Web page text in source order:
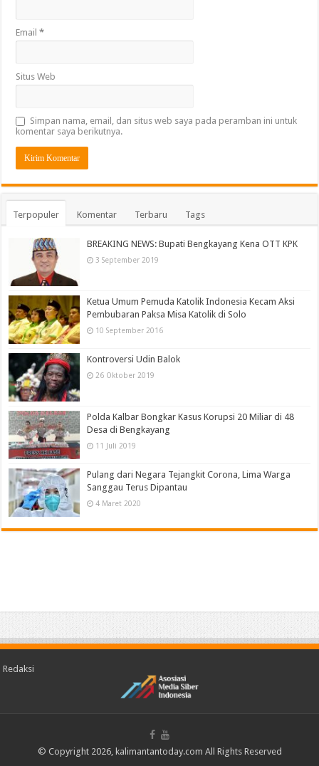
Email*
Situs Web
Simpan nama, email, dan situs web saya pada peramban ini untuk
komentar saya berikutnya.
Terpopuler Komentar Terbaru Tags
BREAKING NEWS: Bupati Bengkayang Kena OTT KPK
3 September 2019
Ketua Umum Pemuda Katolik Indonesia Kecam Aksi
Pembubaran Paksa Misa Katolik di Solo
10 September 2016
Kontroversi Udin Balok
26 Oktober 2019
Polda Kalbar Bongkar Kasus Korupsi 20 Miliar di 48
Desa di Bengkayang
11 Juli 2019
Pulang dari Negara Tejangkit Corona, Lima Warga
Sanggau Terus Dipantau
4 Maret 2020
Redaksi
© Copyright 2026, kalimantantoday.com All Rights Reserved